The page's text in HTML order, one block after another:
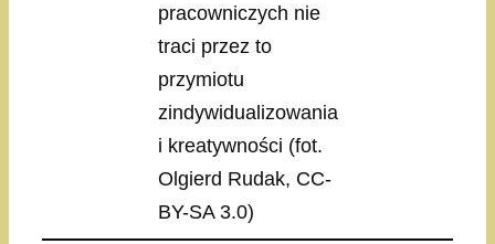
pracowniczych nie
traci przez to
przymiotu
zindywidualizowania
i kreatywności (fot.
Olgierd Rudak, CC-
BY-SA 3.0)